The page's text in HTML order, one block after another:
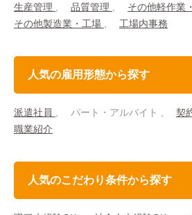
生産管理
品質管理
その他軽作業
その他製造業・工場
工場内事務
人気の雇用形態から探す
派遣社員 パート・アルバイト 契
職業紹介
人気のこだわり条件から探す